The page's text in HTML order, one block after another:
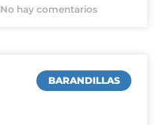
No hay comentarios
BARANDILLAS